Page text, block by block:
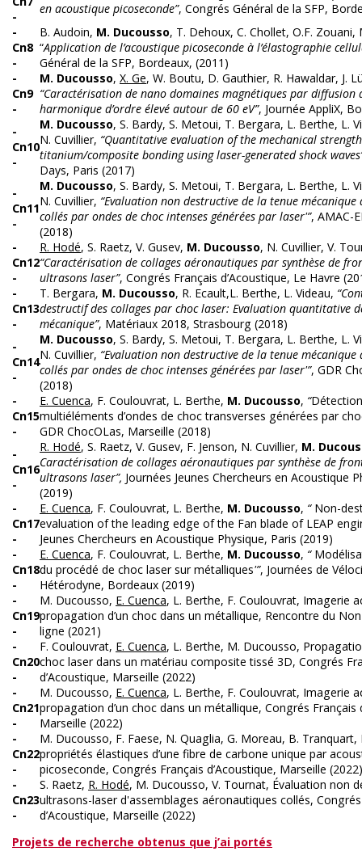
-
en acoustique picoseconde”, Congrés Général de la SFP,
-
Cn8
-
B. Audoin, M. Ducousso, T. Dehoux, C. Chollet, O.F. Zouani,
“Application de l’acoustique picoseconde à l’élastographie
Général de la SFP, Bordeaux, (2011)
-
Cn9
-
M. Ducousso, X. Ge, W. Boutu, D. Gauthier, R. Hawaldar, J.
“Caractérisation de nano domaines magnétiques par diffusion
harmonique d’ordre élevé autour de 60 eV”, Journée AppliX,
-
Cn10
-
M. Ducousso, S. Bardy, S. Metoui, T. Bergara, L. Berthe, L.
N. Cuvillier, “Quantitative evaluation of the mechanical
titanium/composite bonding using laser-generated shock
Days, Paris (2017)
-
Cn11
-
M. Ducousso, S. Bardy, S. Metoui, T. Bergara, L. Berthe, L.
N. Cuvillier, “Evaluation non destructive de la tenue mécanique
collés par ondes de choc intenses générées par laser'”, AMAC-
(2018)
-
Cn12
-
R. Hodé, S. Raetz, V. Gusev, M. Ducousso, N. Cuvillier, V.
“Caractérisation de collages aéronautiques par synthèse de
ultrasons laser”, Congrés Français d’Acoustique, Le Havre
-
Cn13
-
T. Bergara, M. Ducousso, R. Ecault,L. Berthe, L. Videau,
destructif des collages par choc laser: Evaluation quantitative
mécanique”, Matériaux 2018, Strasbourg (2018)
-
Cn14
-
M. Ducousso, S. Bardy, S. Metoui, T. Bergara, L. Berthe, L.
N. Cuvillier, “Evaluation non destructive de la tenue mécanique
collés par ondes de choc intenses générées par laser'”, GDR
(2018)
-
Cn15
-
E. Cuenca, F. Coulouvrat, L. Berthe, M. Ducousso, “
multiéléments d’ondes de choc transverses générées par
GDR ChocOLas, Marseille (2018)
-
Cn16
-
R. Hodé, S. Raetz, V. Gusev, F. Jenson, N. Cuvillier, M.
Caractérisation de collages aéronautiques par synthèse de
ultrasons laser”, Journées Jeunes Chercheurs en Acoustique
(2019)
-
Cn17
-
E. Cuenca, F. Coulouvrat, L. Berthe, M. Ducousso, “Non-
evaluation of the leading edge of the Fan blade of LEAP
Jeunes Chercheurs en Acoustique Physique, Paris (2019)
-
Cn18
-
E. Cuenca, F. Coulouvrat, L. Berthe, M. Ducousso, “
du procédé de choc laser sur métalliques'”, Journées de
Hétérodyne, Bordeaux (2019)
-
Cn19
-
M. Ducousso, E. Cuenca, L. Berthe, F. Coulouvrat, Imagerie
propagation d’un choc dans un métallique, Rencontre du
ligne (2021)
-
Cn20
-
F. Coulouvrat, E. Cuenca, L. Berthe, M. Ducousso,
choc laser dans un matériau composite tissé 3D, Congrés
d’Acoustique, Marseille (2022)
-
Cn21
-
M. Ducousso, E. Cuenca, L. Berthe, F. Coulouvrat, Imagerie
propagation d’un choc dans un métallique, Congrés Français
Marseille (2022)
-
Cn22
-
M. Ducousso, F. Faese, N. Quaglia, G. Moreau, B. Tranquart,
propriétés élastiques d’une fibre de carbone unique par
picoseconde, Congrés Français d’Acoustique, Marseille (2022)
-
Cn23
-
S. Raetz, R. Hodé, M. Ducousso, V. Tournat, Évaluation non
ultrasons-laser d'assemblages aéronautiques collés,
d’Acoustique, Marseille (2022)
Projets de recherche obtenus que j’ai portés